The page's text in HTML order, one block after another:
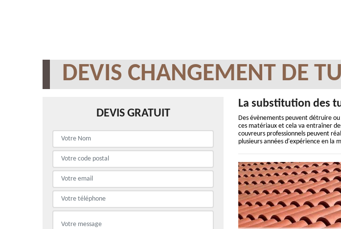
DEVIS CHANGEMENT DE
DEVIS GRATUIT
La substitution des
Des évènements peuvent détruire
ces matériaux et cela va entraîner
couvreurs professionnels peuvent
plusieurs années d'expérience en la